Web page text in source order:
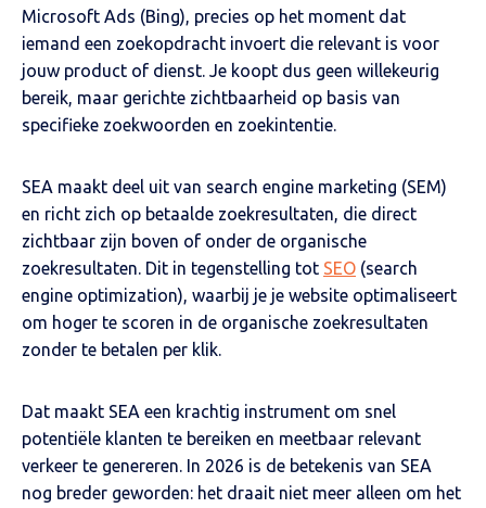
Microsoft Ads (Bing), precies op het moment dat
iemand een zoekopdracht invoert die relevant is voor
jouw product of dienst. Je koopt dus geen willekeurig
bereik, maar gerichte zichtbaarheid op basis van
specifieke zoekwoorden en zoekintentie.
SEA maakt deel uit van search engine marketing (SEM)
en richt zich op betaalde zoekresultaten, die direct
zichtbaar zijn boven of onder de organische
zoekresultaten. Dit in tegenstelling tot SEO (search
engine optimization), waarbij je je website optimaliseert
om hoger te scoren in de organische zoekresultaten
zonder te betalen per klik.
Dat maakt SEA een krachtig instrument om snel
potentiële klanten te bereiken en meetbaar relevant
verkeer te genereren. In 2026 is de betekenis van SEA
nog breder geworden: het draait niet meer alleen om het